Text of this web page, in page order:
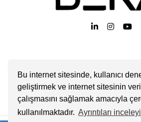
Bu internet sitesinde, kullanıcı
geliştirmek ve internet sitesinin
çalışmasını sağlamak amacıyla
kullanılmaktadır. Ayrıntıları